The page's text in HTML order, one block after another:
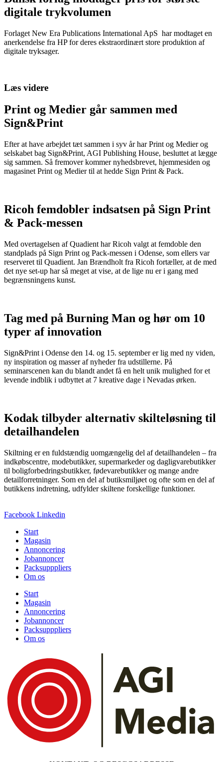
digitale trykvolumen
Forlaget New Era Publications International ApS har modtaget en
anerkendelse fra HP for deres ekstraordinært store produktion af
digitale tryksager.
Læs videre
Print og Medier går sammen med
Sign&Print
Efter at have arbejdet tæt sammen i syv år har Print og Medier og
selskabet bag Sign&Print, AGI Publishing House, besluttet at lægge
sig sammen. Så fremover kommer nyhedsbrevet, hjemmesiden og
magasinet Print og Medier til at hedde Sign Print & Pack.
Ricoh femdobler indsatsen på Sign Print
& Pack-messen
Med overtagelsen af Quadient har Ricoh valgt at femdoble den
standplads på Sign Print og Pack-messen i Odense, som ellers var
reserveret til Quadient. Jan Brændholt fra Ricoh fortæller, at de med
det nye set-up har så meget at vise, at de lige nu er i gang med
begrænsningens kunst.
Tag med på Burning Man og hør om 10
typer af innovation
Sign&Print i Odense den 14. og 15. september er lig med ny viden,
ny inspiration og masser af nyheder fra udstillerne. På
seminarscenen kan du blandt andet få en helt unik mulighed for et
levende indblik i udbyttet at 7 kreative dage i Nevadas ørken.
Kodak tilbyder alternativ skilteløsning til
detailhandelen
Skiltning er en fuldstændig uomgængelig del af detailhandelen – fra
indkøbscentre, modebutikker, supermarkeder og dagligvarebutikker
til boligforbedringsbutikker, fødevarebutikker og mange andre
detailforretninger. Som en del af butiksmiljøet og ofte som en del af
butikkens indretning, udfylder skiltene forskellige funktioner.
Facebook Linkedin
Start
Magasin
Annoncering
Jobannoncer
Packsupppliers
Om os
Start
Magasin
Annoncering
Jobannoncer
Packsupppliers
Om os